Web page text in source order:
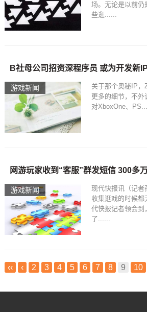
场。无论是以前仍
些逛......
游戏新闻
B社母公司招资深程序员 或为开发新
关于那个奥秘IP，
更多的细节，不外
对XboxOne、
游戏新闻
网游玩家收到“客服”群发短信 300多
现代快报讯（记者
收集逛戏的时候
代快报记者领会到
了......
‹‹ ‹ 2 3 4 5 6 7 8 9 10